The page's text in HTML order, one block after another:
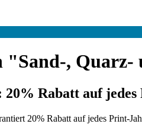
"Sand-, Quarz-
20% Rabatt auf
20% Rabatt auf jedes Print-